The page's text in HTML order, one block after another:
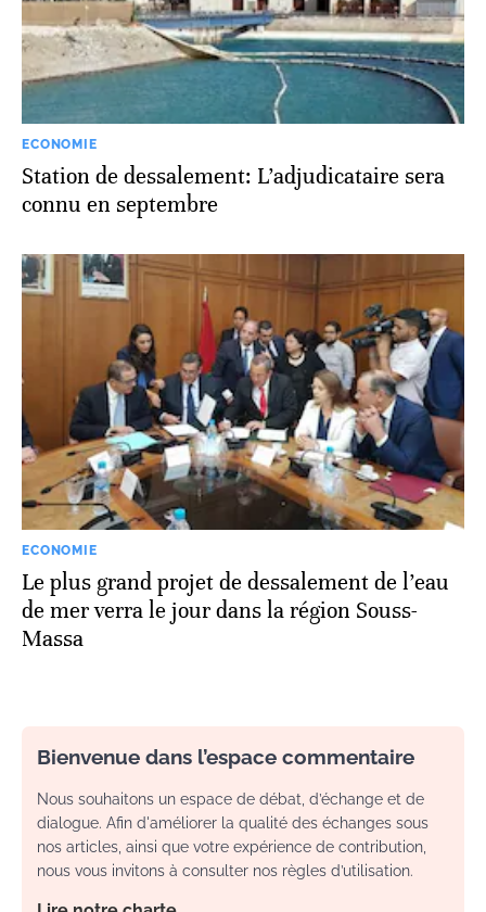
ECONOMIE
Station de dessalement: L’adjudicataire sera
connu en septembre
ECONOMIE
Le plus grand projet de dessalement de l’eau
de mer verra le jour dans la région Souss-
Massa
Bienvenue dans l’espace commentaire
Nous souhaitons un espace de débat, d’échange et de
dialogue. Afin d'améliorer la qualité des échanges sous
nos articles, ainsi que votre expérience de contribution,
nous vous invitons à consulter nos règles d’utilisation.